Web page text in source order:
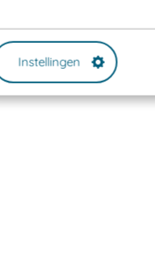
Instellingen